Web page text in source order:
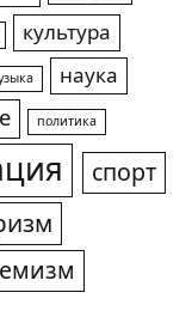
культура
наука
политика
спорт